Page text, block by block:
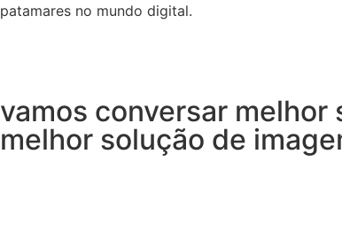
patamares no mundo digital.
vamos conversar
melhor solução de